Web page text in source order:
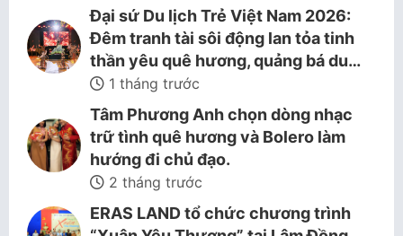
Đại sứ Du lịch Trẻ Việt Nam 2026:
Đêm tranh tài sôi động lan tỏa tinh
thần yêu quê hương, quảng bá du…
1 tháng trước
Tâm Phương Anh chọn dòng nhạc
trữ tình quê hương và Bolero làm
hướng đi chủ đạo.
2 tháng trước
ERAS LAND tổ chức chương trình